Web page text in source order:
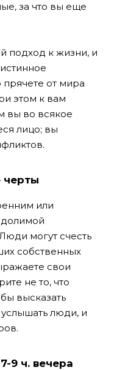
за что вы еще
подход к жизни, и
от мира
этом к вам
вы во всякое
лицо; вы
черты
или
могут счесть
собственных
свои
не то, что
высказать
люди, и
9 ч. вечера